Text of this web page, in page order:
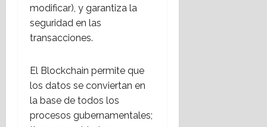
modificar), y garantiza la
seguridad en las
transacciones.
El Blockchain permite que
los datos se conviertan en
la base de todos los
procesos gubernamentales;